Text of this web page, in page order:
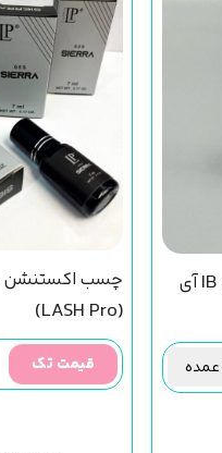
چسب اکستنشن مژه برند IB آی
چسب اکستنشن
(LASH Pro)
قیمت تک